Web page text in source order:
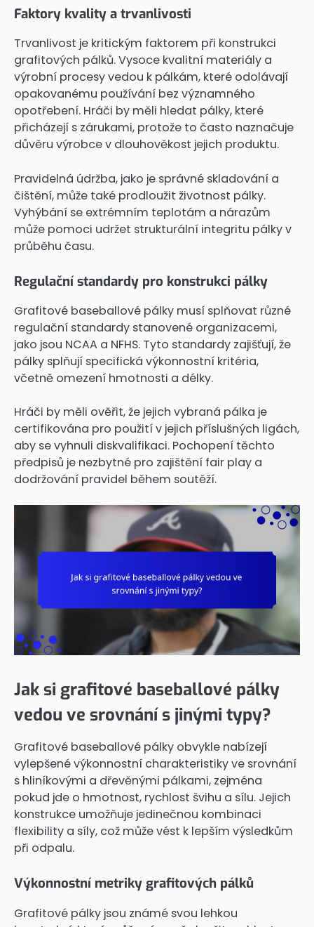
Faktory kvality a trvanlivosti
Trvanlivost je kritickým faktorem při konstrukci
grafitových pálků. Vysoce kvalitní materiály a
výrobní procesy vedou k pálkám, které odolávají
opakovanému používání bez významného
opotřebení. Hráči by měli hledat pálky, které
přicházejí s zárukami, protože to často naznačuje
důvěru výrobce v dlouhověkost jejich produktu.
Pravidelná údržba, jako je správné skladování a
čištění, může také prodloužit životnost pálky.
Vyhýbání se extrémním teplotám a nárazům
může pomoci udržet strukturální integritu pálky v
průběhu času.
Regulační standardy pro konstrukci pálky
Grafitové baseballové pálky musí splňovat různé
regulační standardy stanovené organizacemi,
jako jsou NCAA a NFHS. Tyto standardy zajišťují, že
pálky splňují specifická výkonnostní kritéria,
včetně omezení hmotnosti a délky.
Hráči by měli ověřit, že jejich vybraná pálka je
certifikována pro použití v jejich příslušných ligách,
aby se vyhnuli diskvalifikaci. Pochopení těchto
předpisů je nezbytné pro zajištění fair play a
dodržování pravidel během soutěží.
Jak si grafitové baseballové pálky
vedou ve srovnání s jinými typy?
Grafitové baseballové pálky obvykle nabízejí
vylepšené výkonnostní charakteristiky ve srovnání
s hliníkovými a dřevěnými pálkami, zejména
pokud jde o hmotnost, rychlost švihu a sílu. Jejich
konstrukce umožňuje jedinečnou kombinaci
flexibility a síly, což může vést k lepším výsledkům
při odpalu.
Výkonnostní metriky grafitových pálků
Grafitové pálky jsou známé svou lehkou